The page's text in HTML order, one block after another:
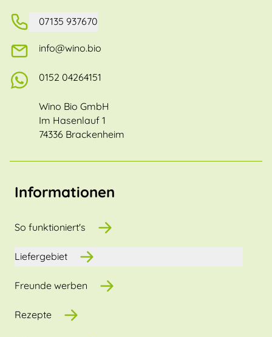
07135 937670
info@wino.bio
0152 04264151
Wino Bio GmbH
Im Hasenlauf 1
74336 Brackenheim
Informationen
So funktioniert's
Liefergebiet
Freunde werben
Rezepte